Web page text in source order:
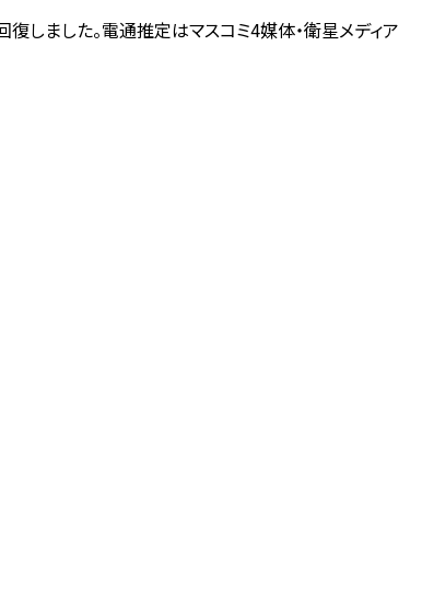
ました。電通推定はマスコミ4媒体・衛星メディア